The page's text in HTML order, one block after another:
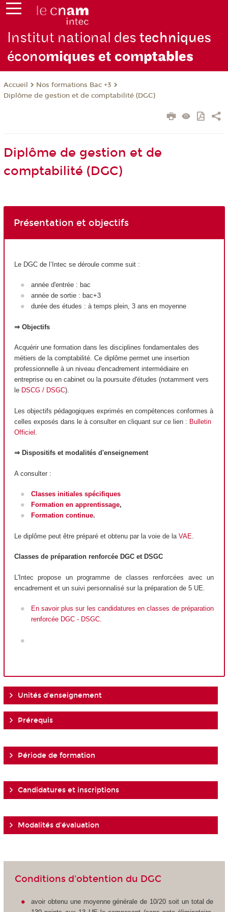
Institut national destechniques
économiques et comptables
Accueil
Nos formations Bac +3
Diplôme de gestion et de comptabilité (DGC)
Diplôme de gestion et de
comptabilité (DGC)
Présentation et objectifs
Le DGC de l’Intec se déroule comme suit :
année d'entrée : bac
année de sortie : bac+3
durée des études : à temps plein, 3 ans en moyenne
⇒ Objectifs
Acquérir une formation dans les disciplines fondamentales des
métiers de la comptabilité. Ce diplôme permet une insertion
professionnelle à un niveau d'encadrement intermédiaire en
entreprise ou en cabinet ou la poursuite d'études (notamment vers
le DSCG / DSGC).
Les objectifs pédagogiques exprimés en compétences conformes à
celles exposés dans le à consulter en cliquant sur ce lien : Bulletin
Officiel
⇒ Dispositifs et modalités d'enseignement
A consulter :
Classes initiales spécifiques
Formation en apprentissage,
Formation continue.
Le diplôme peut être préparé et obtenu par la voie de la VAE
Classes de préparation renforcée DGC et DSGC
L'Intec propose un programme de classes renforcées avec un
encadrement et un suivi personnalisé sur la préparation de 5 UE.
En savoir plus sur les candidatures en classes de préparation
renforcée DGC - DSGC.
Unités d'enseignement
Prérequis
Période de formation
Candidatures et inscriptions
Modalités d'évaluation
Conditions d'obtention du DGC
avoir obtenu une moyenne générale de 10/20 soit un total de